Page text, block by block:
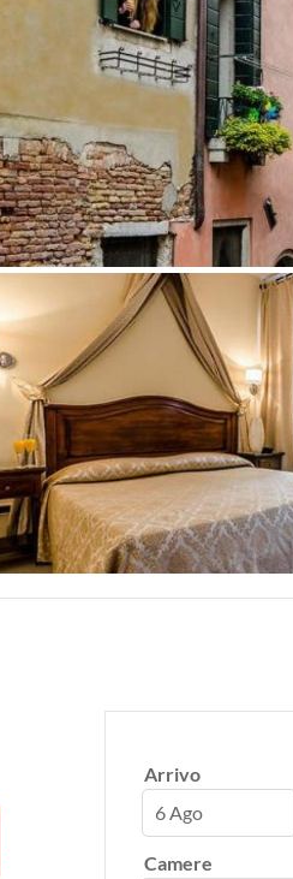
Arrivo
6 Ago
Camere